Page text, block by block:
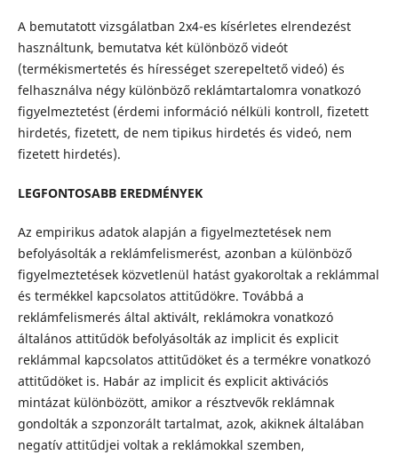
A bemutatott vizsgálatban 2x4-es kísérletes elrendezést
használtunk, bemutatva két különböző videót
(termékismertetés és hírességet szerepeltető videó) és
felhasználva négy különböző reklámtartalomra vonatkozó
figyelmeztetést (érdemi információ nélküli kontroll, fizetett
hirdetés, fizetett, de nem tipikus hirdetés és videó, nem
fizetett hirdetés).
LEGFONTOSABB EREDMÉNYEK
Az empirikus adatok alapján a figyelmeztetések nem
befolyásolták a reklámfelismerést, azonban a különböző
figyelmeztetések közvetlenül hatást gyakoroltak a reklámmal
és termékkel kapcsolatos attitűdökre. Továbbá a
reklámfelismerés által aktivált, reklámokra vonatkozó
általános attitűdök befolyásolták az implicit és explicit
reklámmal kapcsolatos attitűdöket és a termékre vonatkozó
attitűdöket is. Habár az implicit és explicit aktivációs
mintázat különbözött, amikor a résztvevők reklámnak
gondolták a szponzorált tartalmat, azok, akiknek általában
negatív attitűdjei voltak a reklámokkal szemben,